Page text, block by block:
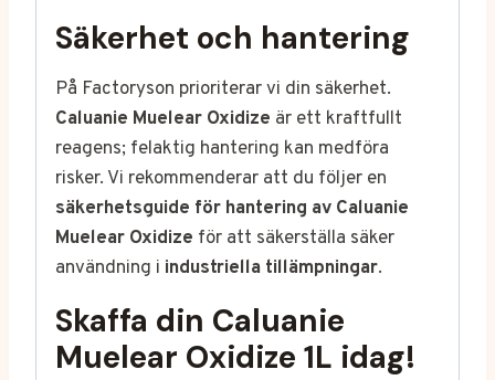
Säkerhet och hantering
På Factoryson prioriterar vi din säkerhet.
Caluanie Muelear Oxidize är ett kraftfullt
reagens; felaktig hantering kan medföra
risker. Vi rekommenderar att du följer en
säkerhetsguide för hantering av Caluanie
Muelear Oxidize för att säkerställa säker
användning i industriella tillämpningar.
Skaffa din Caluanie
Muelear Oxidize 1L idag!